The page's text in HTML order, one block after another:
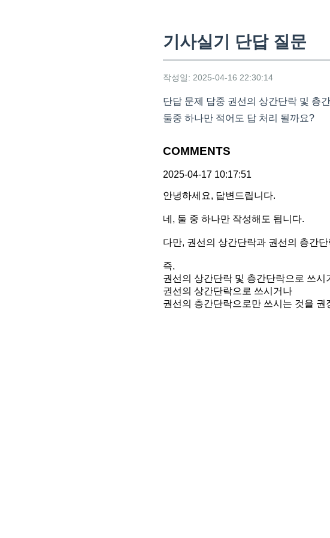
기사실기 단답 질문
작성일: 2025-04-16 22:30:14
단답 문제 답중 권선의 상간단락 및 층
둘중 하나만 적어도 답 처리 될까요?
COMMENTS
2025-04-17 10:17:51
안녕하세요, 답변드립니다.
네, 둘 중 하나만 작성해도 됩니다.
다만, 권선의 상간단락과 권선의 층간
즉,
권선의 상간단락 및 층간단락으로 쓰시
권선의 상간단락으로 쓰시거나
권선의 층간단락으로만 쓰시는 것을 권